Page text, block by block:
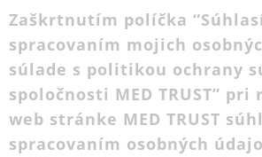
Zaškrtnutím políčka
spracovaním mojich
súlade s politikou ochrany
spoločnosti MED TRUST”
web stránke MED TRUST
spracovaním osobných